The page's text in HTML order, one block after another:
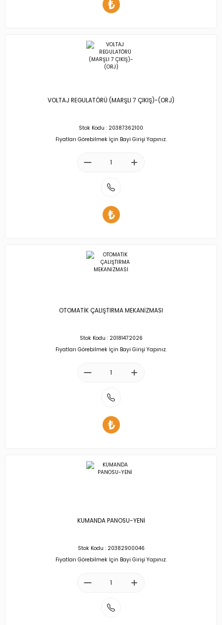
VOLTAJ REGULATÖRÜ (MARŞLI 7 ÇIKIŞ)-(ORJ)
Stok Kodu : 20387362100
Fiyatları Görebilmek İçin Bayi Girişi Yapınız.
OTOMATİK ÇALIŞTIRMA MEKANİZMASI
Stok Kodu : 20181472026
Fiyatları Görebilmek İçin Bayi Girişi Yapınız.
KUMANDA PANOSU-YENİ
Stok Kodu : 20382900046
Fiyatları Görebilmek İçin Bayi Girişi Yapınız.